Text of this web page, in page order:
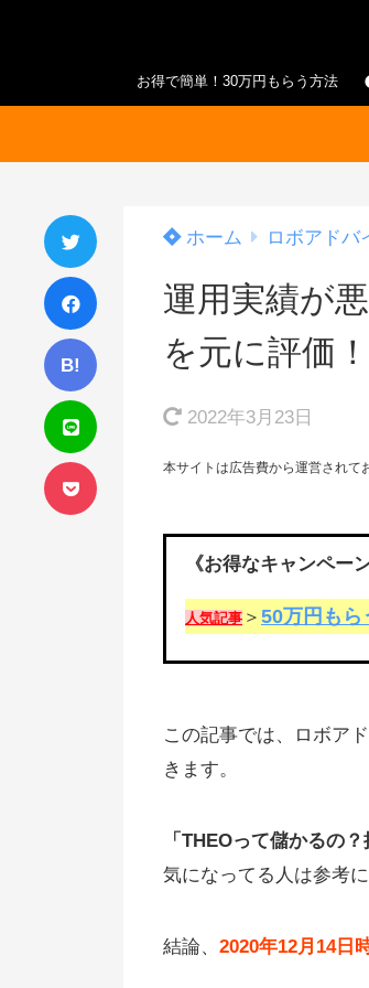
お得で簡単！30万円もらう方法
B!
ホーム ロボアドバ
運用実績が
を元に評価！
2022年3月23日
本サイトは広告費から運営されて
《お得なキャンペー
人気記事 ＞ 50万円もら
この記事では、ロボア
きます。
「THEOって儲かるの
気になってる人は参考に
結論、 2020年12月14日